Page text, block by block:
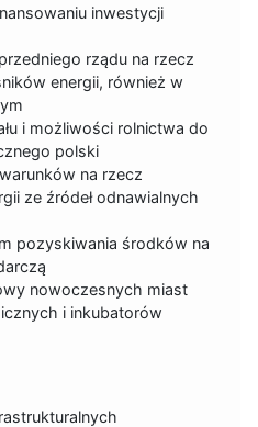
inwestycji
rządu na rzecz
energii, również w
i możliwości rolnictwa do
polski
na rzecz
ze źródeł odnawialnych
pozyskiwania środków na
nowoczesnych miast
i inkubatorów